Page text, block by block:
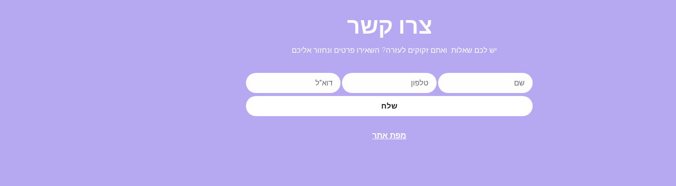
צרו קשר
יש לכם שאלות ואתם זקוקים לעזרה? השאירו פרטים ונחזור אליכם
שלח
מפת אתר